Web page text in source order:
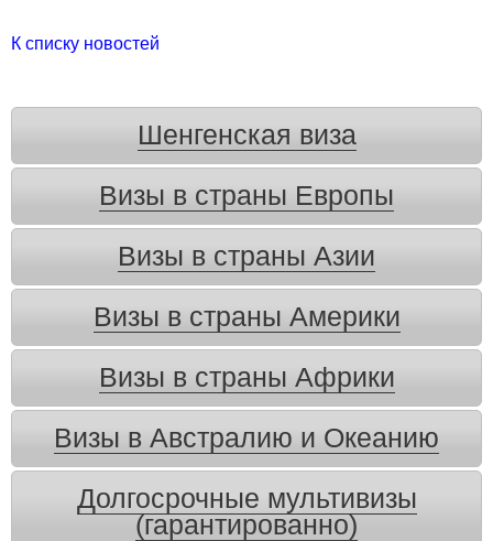
К списку новостей
Шенгенская виза
Визы в страны Европы
Визы в страны Азии
Визы в страны Америки
Визы в страны Африки
Визы в Австралию и Океанию
Долгосрочные мультивизы
(гарантированно)